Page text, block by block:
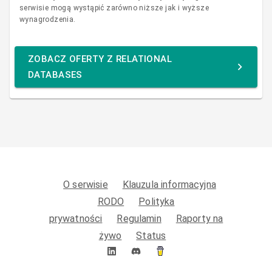
serwisie mogą wystąpić zarówno niższe jak i wyższe
wynagrodzenia.
ZOBACZ OFERTY Z RELATIONAL
DATABASES
O serwisie
Klauzula informacyjna
RODO
Polityka
prywatności
Regulamin
Raporty na
żywo
Status